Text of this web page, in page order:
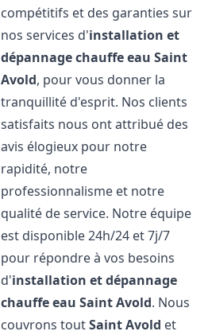
compétitifs et des garanties sur
nos services d'installation et
dépannage chauffe eau Saint
Avold, pour vous donner la
tranquillité d'esprit. Nos clients
satisfaits nous ont attribué des
avis élogieux pour notre
rapidité, notre
professionnalisme et notre
qualité de service. Notre équipe
est disponible 24h/24 et 7j/7
pour répondre à vos besoins
d'installation et dépannage
chauffe eau Saint Avold. Nous
couvrons toutSaint Avold et